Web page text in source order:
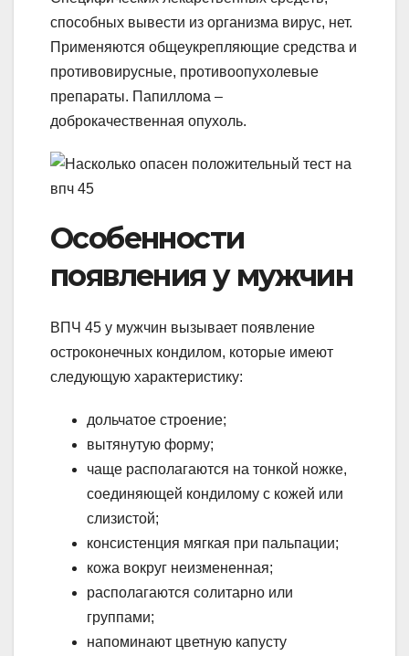
способных вывести из организма вирус, нет.
Применяются общеукрепляющие средства и
противовирусные, противоопухолевые
препараты. Папиллома –
доброкачественная опухоль.
Особенности
появления у мужчин
ВПЧ 45 у мужчин вызывает появление
остроконечных кондилом, которые имеют
следующую характеристику:
дольчатое строение;
вытянутую форму;
чаще располагаются на тонкой ножке,
соединяющей кондилому с кожей или
слизистой;
консистенция мягкая при пальпации;
кожа вокруг неизмененная;
располагаются солитарно или
группами;
напоминают цветную капусту